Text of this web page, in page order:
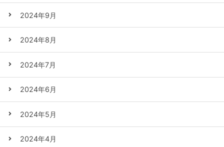
2024年9月
2024年8月
2024年7月
2024年6月
2024年5月
2024年4月